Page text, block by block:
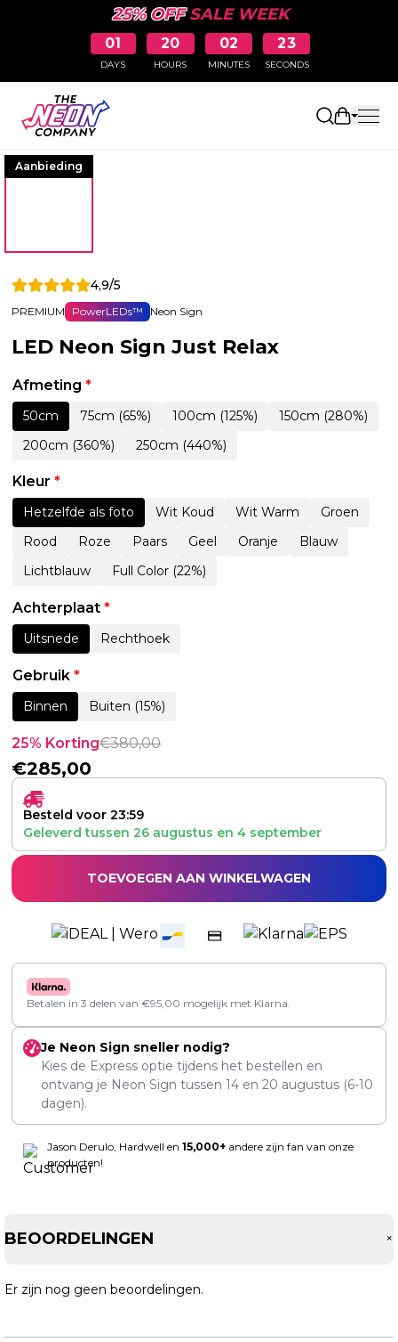
25% OFFSALE WEEK
01
DAYS
20
HOURS
02
MINUTES
23
SECONDS
Aanbieding
4,9/5
PREMIUM PowerLEDs™ Neon Sign
LED Neon Sign Just Relax
Afmeting *
50cm 75cm (65%) 100cm (125%)
150cm (280%)
200cm (360%)
250cm (440%)
Kleur *
Hetzelfde als foto Wit Koud Wit Warm
Groen
Rood
Roze Paars Geel Oranje
Blauw
Lichtblauw
Full Color (22%)
Achterplaat *
Uitsnede Rechthoek
Gebruik *
Binnen Buiten (15%)
25% Korting€380,00
€285,00
Besteld voor 23:59
Geleverd tussen 26 augustus en 4 september
TOEVOEGEN AAN WINKELWAGEN
Betalen in 3 delen van €95,00 mogelijk met Klarna.
Je Neon Sign sneller nodig?
Kies de Express optie tijdens het bestellen en
ontvang je Neon Sign tussen 14 en 20 augustus (6-10
dagen).
Jason Derulo, Hardwell en 15,000+ andere zijn fan van onze
producten!
BEOORDELINGEN +
Er zijn nog geen beoordelingen.